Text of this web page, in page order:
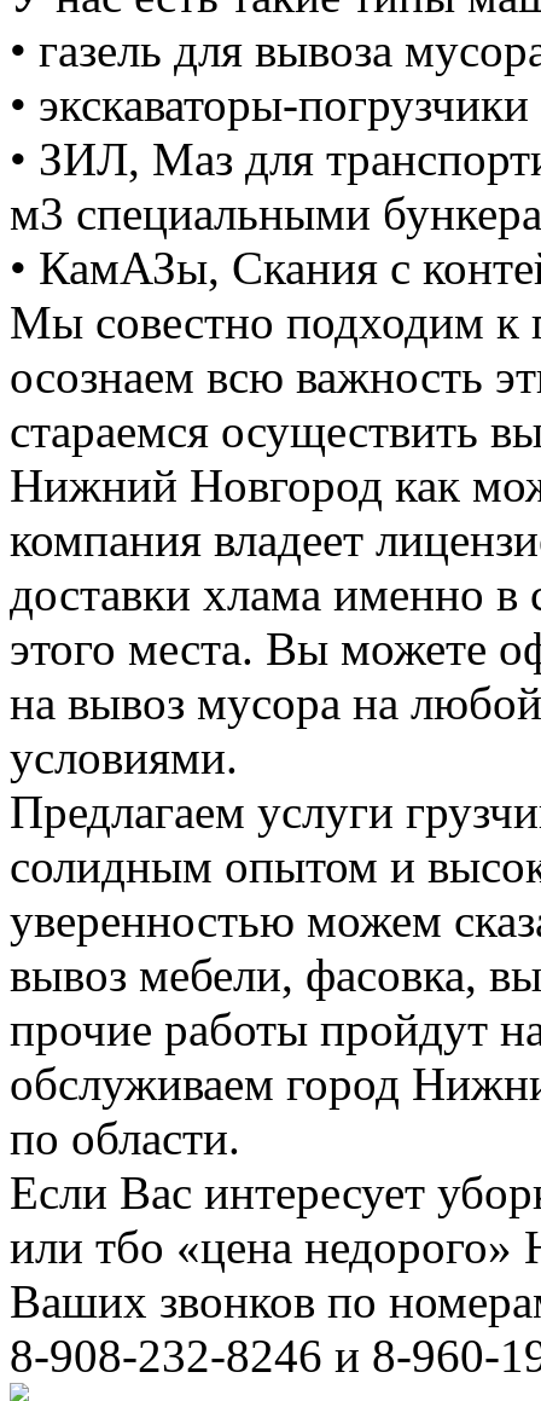
• газель для вывоза
• экскаваторы-
• ЗИЛ, Маз для
м3 специальными
• КамАЗы, Скания с
Мы совестно подходим к
осознаем всю важность
стараемся осуществить
Нижний Новгород как
компания владеет
доставки хлама именно в
этого места. Вы можете
на вывоз мусора на
условиями.
Предлагаем услуги
солидным опытом и
уверенностью можем
вывоз мебели, фасовка,
прочие работы пройдут
обслуживаем город
по области.
Если Вас интересует
или тбо «цена
Ваших звонков по
8-908-232-8246 и 8-960-